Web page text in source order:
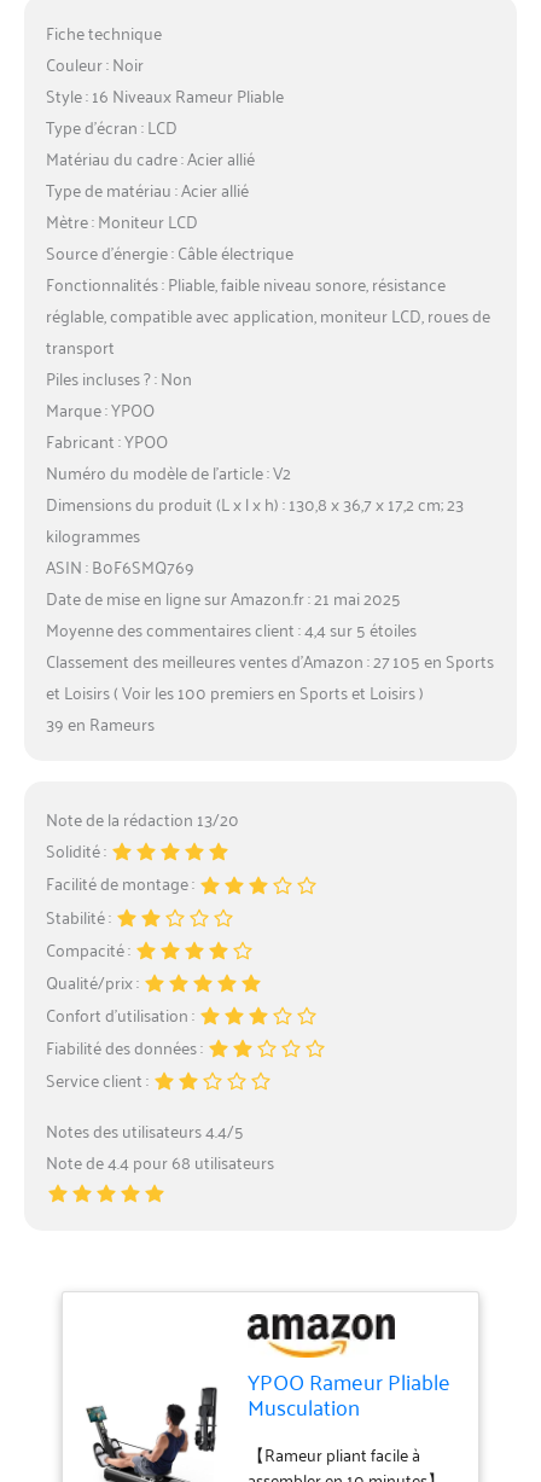
Fiche technique
Couleur : Noir
Style : 16 Niveaux Rameur Pliable
Type d’écran : LCD
Matériau du cadre : Acier allié
Type de matériau : Acier allié
Mètre : Moniteur LCD
Source d’énergie : Câble électrique
Fonctionnalités : Pliable, faible niveau sonore, résistance
réglable, compatible avec application, moniteur LCD, roues de
transport
Piles incluses ? : Non
Marque : YPOO
Fabricant : YPOO
Numéro du modèle de l’article : V2
Dimensions du produit (L x l x h) : 130,8 x 36,7 x 17,2 cm; 23
kilogrammes
ASIN : B0F6SMQ769
Date de mise en ligne sur Amazon.fr : 21 mai 2025
Moyenne des commentaires client : 4,4 sur 5 étoiles
Classement des meilleures ventes d’Amazon : 27 105 en Sports
et Loisirs ( Voir les 100 premiers en Sports et Loisirs )
39 en Rameurs
Note de la rédaction 13/20
Solidité :
Facilité de montage :
Stabilité :
Compacité :
Qualité/prix :
Confort d’utilisation :
Fiabilité des données :
Service client :
Notes des utilisateurs 4.4/5
Note de 4.4 pour 68 utilisateurs
YPOO Rameur Pliable
Musculation
Rameur Magnétique
【Rameur pliant facile à